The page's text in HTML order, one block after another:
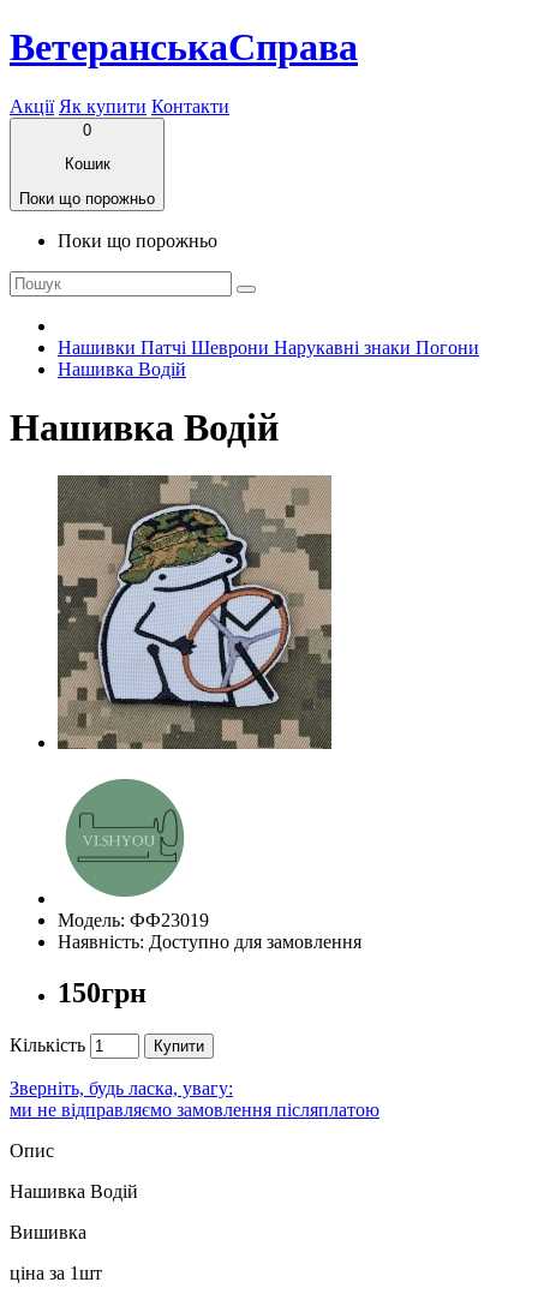
ВетеранськаСправа
Акції Як купити Контакти
0
Кошик
Поки що порожньо
Поки що порожньо
Нашивки Патчі Шеврони Нарукавні знаки Погони
Нашивка Водій
Нашивка Водій
Модель: ФФ23019
Наявність: Доступно для замовлення
150грн
Кількість Купити
Зверніть, будь ласка, увагу:
ми не відправляємо замовлення післяплатою
Опис
Нашивка Водій
Вишивка
ціна за 1шт